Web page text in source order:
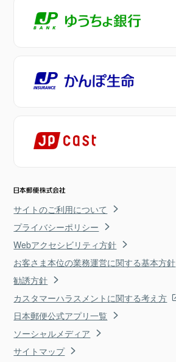
サイトのご利用について
プライバシーポリシー
Webアクセシビリティ方針
お客さま本位の業務運営に関する基本方針
勧誘方針
カスタマーハラスメントに関する考え方
日本郵便公式アプリ一覧
ソーシャルメディア
サイトマップ